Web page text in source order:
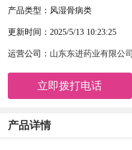
产品类型：风湿骨病类
更新时间：2025/5/13 10:23:25
运营公司： 山东东进药业有限公司
立即拨打电话
产品详情